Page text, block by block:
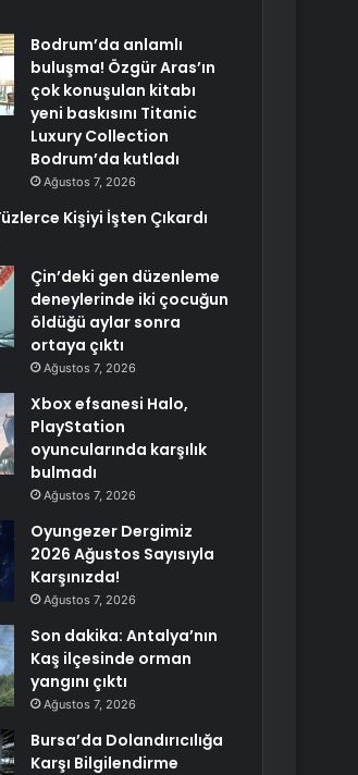
Bodrum’da anlamlı
buluşma! Özgür Aras’ın
çok konuşulan kitabı
yeni baskısını Titanic
Luxury Collection
Bodrum’da kutladı
Ağustos 7, 2026
Kişiyi İşten Çıkardı
Çin’deki gen düzenleme
deneylerinde iki çocuğun
öldüğü aylar sonra
ortaya çıktı
Ağustos 7, 2026
Xbox efsanesi Halo,
PlayStation
oyuncularında karşılık
bulmadı
Ağustos 7, 2026
Oyungezer Dergimiz
2026 Ağustos Sayısıyla
Karşınızda!
Ağustos 7, 2026
Son dakika: Antalya’nın
Kaş ilçesinde orman
yangını çıktı
Ağustos 7, 2026
Bursa’da Dolandırıcılığa
Karşı Bilgilendirme